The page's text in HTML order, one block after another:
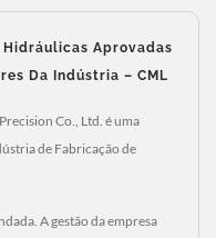
Aprovadas
Da Indústria – CML
Co., Ltd. é uma
de Fabricação de
A gestão da empresa